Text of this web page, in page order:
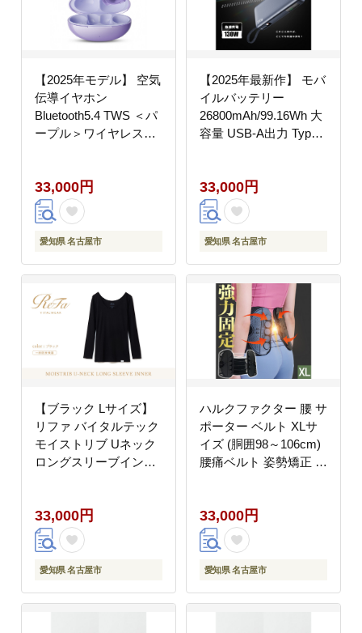
【2025年モデル】 空気
伝導イヤホン
Bluetooth5.4 TWS ＜パ
ープル＞ワイヤレスイ
ENC ノイズキャンセリ
ング 単一指向性 自動ペ
アリング HiFi高音質 充
電ケース付き 安定装着
語取扱説明書 【PL保険
加入済み製品・安心】
33,000円
愛知県 名古屋市
【2025年最新作】 モバ
イルバッテリー
26800mAh/99.16Wh 大
容量 USB-A出力 Type-
100W急速充電 ノート
PC充電 互換性抜群
LEDデジタル残電量表
示 iPhone16 15充電 安
ッズ PSE認証済【PL保
険加入済み製品・安
心】
33,000円
愛知県 名古屋市
【ブラック Lサイズ】
リファ バイタルテック
モイストリブ Uネック
ロングスリーブインナ
33,000円
愛知県 名古屋市
ハルクファクター 腰 サ
ポーター ベルト XLサ
イズ (胴囲98～106cm)
腰痛ベルト 姿勢矯正 反
コルセット ぎっくり腰
通気性 強力固定 洗濯可
男女兼用
33,000円
愛知県 名古屋市